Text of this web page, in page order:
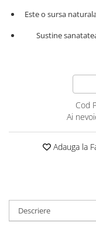
Pro Tan
Pure Nutrition USA
Quicksilver Scientific
Solgar
Thorne Research
Vital Nutrients
Vital Proteins
Este o sursa
Sustine
Cod
Ai
Adauga la
Descriere